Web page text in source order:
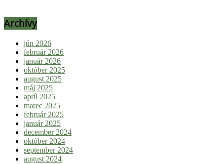
Archívy
jún 2026
február 2026
január 2026
október 2025
august 2025
máj 2025
apríl 2025
marec 2025
február 2025
január 2025
december 2024
október 2024
september 2024
august 2024